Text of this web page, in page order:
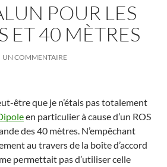
POUR LES
ET 40 MÈTRES
UN COMMENTAIRE
être que je n’étais pas totalement
en particulier à cause d’un ROS
des 40 mètres. N’empêchant
au travers de la boîte d’accord
permettait pas d’utiliser celle